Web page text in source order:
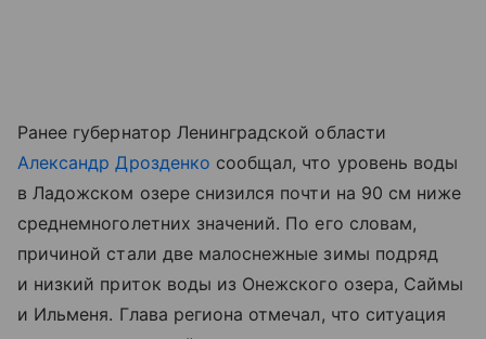
Ранее губернатор Ленинградской области
Александр Дрозденко сообщал, что уровень воды
вЛадожском озереснизился почти на 90 см ниже
среднемноголетних значений. По его словам,
причиной стали две малоснежные зимы подряд
и низкий приток воды из Онежского озера, Саймы
и Ильменя. Глава региона отмечал, что ситуация